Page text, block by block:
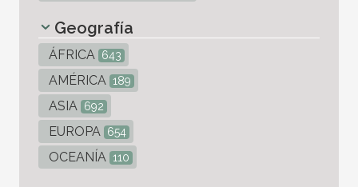
Geografía
ÁFRICA 643
AMÉRICA 189
ASIA 692
EUROPA 654
OCEANÍA 110